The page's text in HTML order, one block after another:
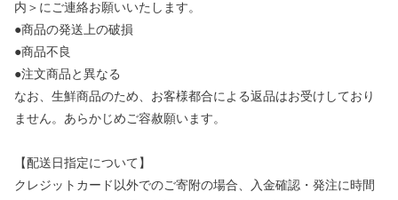
内＞にご連絡お願いいたします。
●商品の発送上の破損
●商品不良
●注文商品と異なる
なお、生鮮商品のため、お客様都合による返品はお受けしており
ません。あらかじめご容赦願います。
【配送日指定について】
クレジットカード以外でのご寄附の場合、入金確認・発注に時間